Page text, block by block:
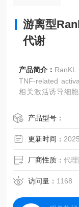
游离型Rankl
代谢
产品简介： RanKL
TNF-related
相关激活诱导细胞因子
产品型号：
更新时间：
厂商性质：代
访问量： 1168